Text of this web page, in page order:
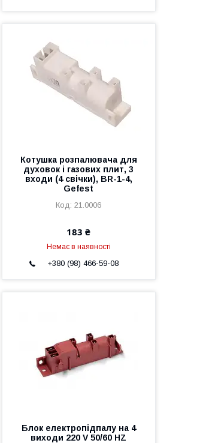
Котушка розпалювача для
духовок і газових плит, 3
входи (4 свічки), BR-1-4,
Gefest
21.0006
183 ₴
Немає в наявності
+380 (98) 466-59-08
Блок електропідпалу на 4
виходи 220 V 50/60 HZ